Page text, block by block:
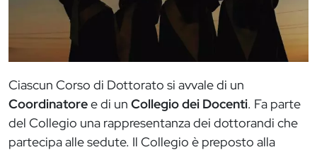
Ciascun Corso di Dottorato si avvale di un
Coordinatoree di un Collegio dei Docenti. Fa parte
del Collegio una rappresentanza dei dottorandi che
partecipa alle sedute. Il Collegio è preposto alla